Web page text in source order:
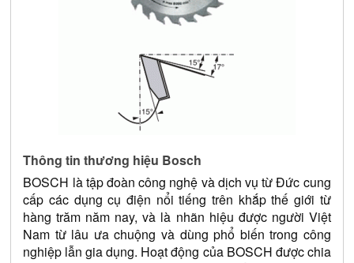
Thông tin thương hiệu Bosch
BOSCH là tập đoàn công nghệ và dịch vụ từ Đức cung
cấp các dụng cụ điện nổi tiếng trên khắp thế giới từ
hàng trăm năm nay, và là nhãn hiệu được người Việt
Nam từ lâu ưa chuộng và dùng phổ biến trong công
nghiệp lẫn gia dụng. Hoạt động của BOSCH được chia